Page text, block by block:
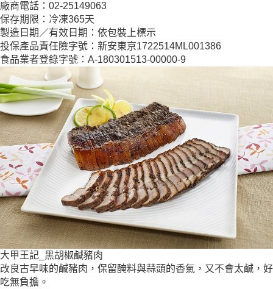
廠商電話：02-25149063
保存期限：冷凍365天
製造日期／有效日期：依包裝上標示
投保產品責任險字號：新安東京1722514ML001386
食品業者登錄字號：A-180301513-00000-9
大甲王記_黑胡椒鹹豬肉
改良古早味的鹹豬肉，保留醃料與蒜頭的香氣，又不會太鹹，好
吃無負擔。